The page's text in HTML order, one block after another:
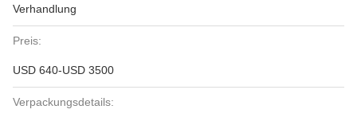
Verhandlung
Preis:
USD 640-USD 3500
Verpackungsdetails: